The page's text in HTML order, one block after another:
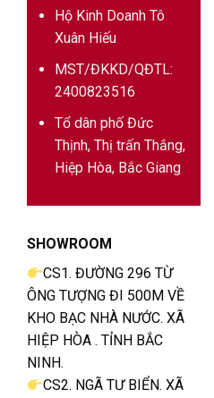
Hộ Kinh Doanh Tô
Xuân Hiếu
MST/ĐKKD/QĐTL:
2400823516
Tổ dân phố Đức
Thịnh, Thị trấn Thắng,
Hiệp Hòa, Bắc Giang
SHOWROOM
CS1. ĐƯỜNG 296 TỪ
ÔNG TƯỢNG ĐI 500M VỀ
KHO BẠC NHÀ NƯỚC. XÃ
HIỆP HÒA . TỈNH BẮC
NINH.
CS2. NGÃ TƯ BIỂN. XÃ